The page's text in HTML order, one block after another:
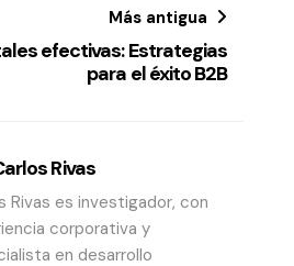
Más antigua
efectivas: Estrategias
para el éxito B2B
Rivas
Rivas es investigador, con
corporativa y
en desarrollo